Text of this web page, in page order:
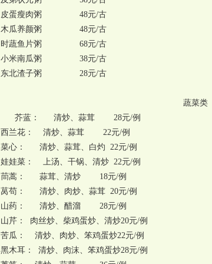
皮蛋瘦肉粥 48元/古
木瓜养颜粥 48元/古
时蔬鱼片粥 68元/古
小米南瓜粥 38元/古
东北渣子粥 28元/古
蔬菜类
芥蓝： 清炒、蒜茸 28元/例
西兰花： 清炒、蒜茸 22元/例
菜心： 清炒、蒜茸、白灼 22元/例
娃娃菜： 上汤、干锅、清炒 22元/例
茼蒿： 蒜茸、清炒 18元/例
莴苟： 清炒、肉炒、蒜茸 20元/例
山药： 清炒、醋溜 28元/例
山芹： 肉丝炒、柴鸡蛋炒、清炒20元/例
苦瓜： 清炒、肉炒、笨鸡蛋炒22元/例
黑木耳： 清炒、肉沫、笨鸡蛋炒28元/例